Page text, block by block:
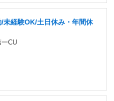
未経験OK/土日休み・年間休
CU